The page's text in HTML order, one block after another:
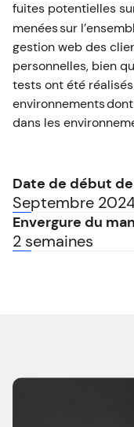
fuites potentielles
menéessur
gestion web des
personnelles, bien
tests ont été
environnements
dans les
Date de début
Septembre
Envergure du
2 semaines